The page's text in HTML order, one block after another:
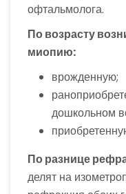
офтальмолога.
По возрасту
миопию:
врожденную;
дошкольном
По разнице
делят на